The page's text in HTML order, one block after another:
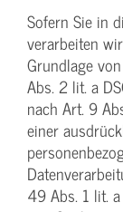
Sofern Sie in
verarbeiten
Grundlage
Abs. 2 lit. a
nach Art. 9
einer
49 Abs. 1 lit.